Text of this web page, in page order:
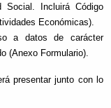
Social. Incluirá Código
Económicas).
a datos de carácter
(Anexo Formulario).
presentar junto con lo